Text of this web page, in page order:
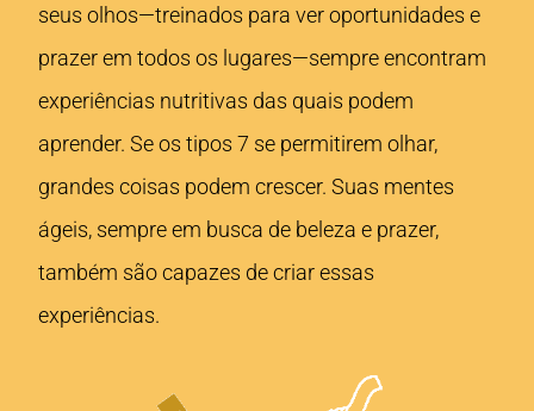
seus olhos—treinados para ver oportunidades e
prazer em todos os lugares—sempre encontram
experiências nutritivas das quais podem
aprender. Se os tipos 7 se permitirem olhar,
grandes coisas podem crescer. Suas mentes
ágeis, sempre em busca de beleza e prazer,
também são capazes de criar essas
experiências.